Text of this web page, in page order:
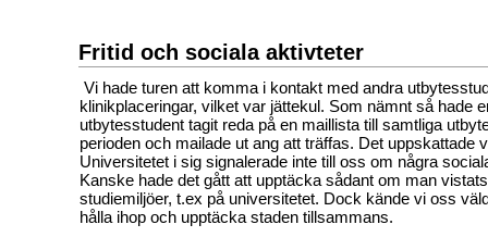
Fritid och sociala aktivteter
Vi hade turen att komma i kontakt med andra
klinikplaceringar, vilket var jättekul. Som nämnt så hade
utbytesstudent tagit reda på en maillista till samtliga
perioden och mailade ut ang att träffas. Det uppskattade
Universitetet i sig signalerade inte till oss om några
Kanske hade det gått att upptäcka sådant om man
studiemiljöer, t.ex på universitetet. Dock kände vi oss
hålla ihop och upptäcka staden tillsammans.